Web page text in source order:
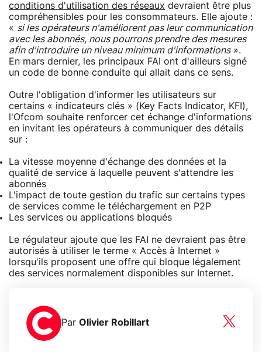
conditions d'utilisation des réseaux devraient être plus
compréhensibles pour les consommateurs. Elle ajoute :
« si les opérateurs n'améliorent pas leur communication
avec les abonnés, nous pourrons prendre des mesures
afin d'introduire un niveau minimum d'informations».
En mars dernier, les principaux FAI ont d'ailleurs signé
un code de bonne conduite qui allait dans ce sens.
Outre l'obligation d'informer les utilisateurs sur
certains « indicateurs clés » (Key Facts Indicator, KFI),
l'Ofcom souhaite renforcer cet échange d'informations
en invitant les opérateurs à communiquer des détails
sur :
La vitesse moyenne d'échange des données et la
qualité de service à laquelle peuvent s'attendre les
abonnés
L'impact de toute gestion du trafic sur certains types
de services comme le téléchargement en P2P
Les services ou applications bloqués
Le régulateur ajoute que les FAI ne devraient pas être
autorisés à utiliser le terme « Accès à Internet »
lorsqu'ils proposent une offre qui bloque légalement
des services normalement disponibles sur Internet.
Par Olivier Robillart